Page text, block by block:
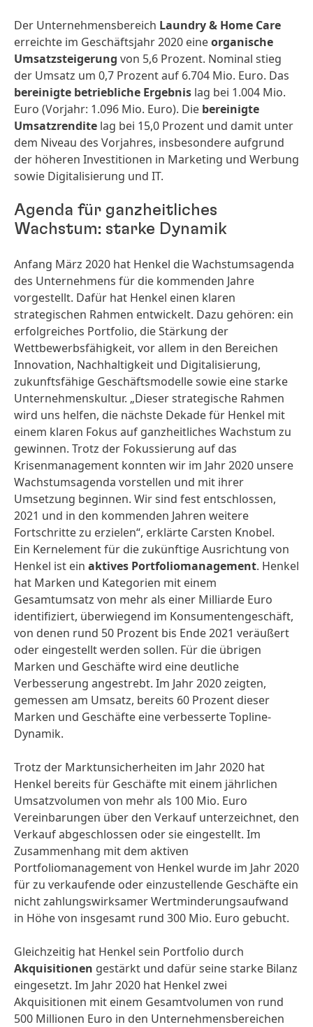
Der Unternehmensbereich Laundry & Home Care
erreichte im Geschäftsjahr 2020 eineorganische
Umsatzsteigerung von 5,6 Prozent. Nominal stieg
der Umsatz um 0,7 Prozent auf 6.704 Mio. Euro. Das
bereinigte betriebliche Ergebnis lag bei 1.004 Mio.
Euro (Vorjahr: 1.096 Mio. Euro). Die bereinigte
Umsatzrendite lag bei 15,0 Prozent und damit unter
dem Niveau des Vorjahres, insbesondere aufgrund
der höheren Investitionen in Marketing und Werbung
sowie Digitalisierung und IT.
Agenda für ganzheitliches
Wachstum: starke Dynamik
Anfang März 2020 hat Henkel die Wachstumsagenda
des Unternehmens für die kommenden Jahre
vorgestellt. Dafür hat Henkel einen klaren
strategischen Rahmen entwickelt. Dazu gehören: ein
erfolgreiches Portfolio, die Stärkung der
Wettbewerbsfähigkeit, vor allem in den Bereichen
Innovation, Nachhaltigkeit und Digitalisierung,
zukunftsfähige Geschäftsmodelle sowie eine starke
Unternehmenskultur. „Dieser strategische Rahmen
wird uns helfen, die nächste Dekade für Henkel mit
einem klaren Fokus auf ganzheitliches Wachstum zu
gewinnen. Trotz der Fokussierung auf das
Krisenmanagement konnten wir im Jahr 2020 unsere
Wachstumsagenda vorstellen und mit ihrer
Umsetzung beginnen. Wir sind fest entschlossen,
2021 und in den kommenden Jahren weitere
Fortschritte zu erzielen“, erklärte Carsten Knobel.
Ein Kernelement für die zukünftige Ausrichtung von
Henkel ist ein aktives Portfoliomanagement. Henkel
hat Marken und Kategorien mit einem
Gesamtumsatz von mehr als einer Milliarde Euro
identifiziert, überwiegend im Konsumentengeschäft,
von denen rund 50 Prozent bis Ende 2021 veräußert
oder eingestellt werden sollen. Für die übrigen
Marken und Geschäfte wird eine deutliche
Verbesserung angestrebt. Im Jahr 2020 zeigten,
gemessen am Umsatz, bereits 60 Prozent dieser
Marken und Geschäfte eine verbesserte Topline-
Dynamik.
Trotz der Marktunsicherheiten im Jahr 2020 hat
Henkel bereits für Geschäfte mit einem jährlichen
Umsatzvolumen von mehr als 100 Mio. Euro
Vereinbarungen über den Verkauf unterzeichnet, den
Verkauf abgeschlossen oder sie eingestellt. Im
Zusammenhang mit dem aktiven
Portfoliomanagement von Henkel wurde im Jahr 2020
für zu verkaufende oder einzustellende Geschäfte ein
nicht zahlungswirksamer Wertminderungsaufwand
in Höhe von insgesamt rund 300 Mio. Euro gebucht.
Gleichzeitig hat Henkel sein Portfolio durch
Akquisitionen gestärkt und dafür seine starke Bilanz
eingesetzt. Im Jahr 2020 hat Henkel zwei
Akquisitionen mit einem Gesamtvolumen von rund
500 Millionen Euro in den Unternehmensbereichen